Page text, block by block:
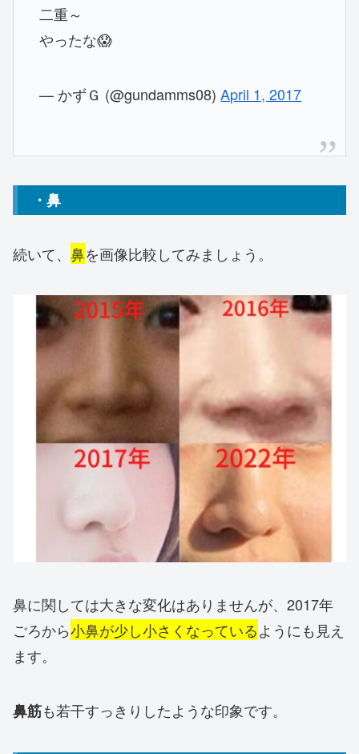
二重～
やったな😱
— かずＧ (@gundamms08)April 1, 2017
・鼻
続いて、 鼻を画像比較してみましょう。
鼻に関しては大きな変化はありませんが、2017年
ごろから小鼻が少し小さくなっているようにも見え
ます。
鼻筋も若干すっきりしたような印象です。